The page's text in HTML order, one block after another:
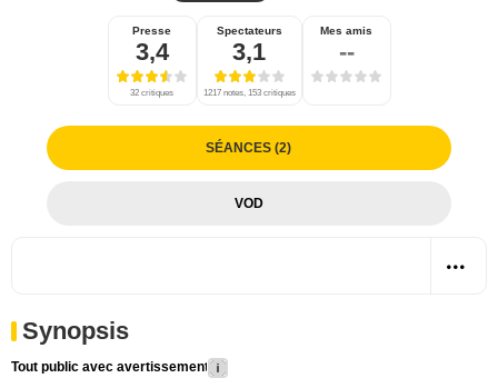
Presse
3,4
32 critiques
Spectateurs
3,1
1217 notes, 153 critiques
Mes amis
--
SÉANCES (2)
VOD
Synopsis
Tout public avec avertissement